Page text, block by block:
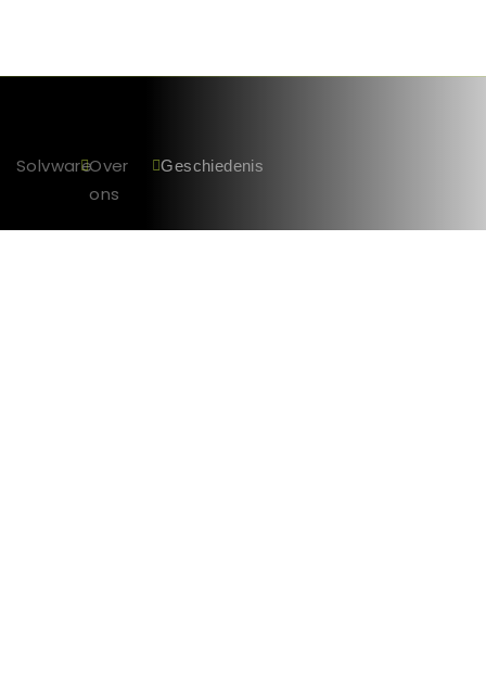
SolvwareOver
ons
Geschiedenis